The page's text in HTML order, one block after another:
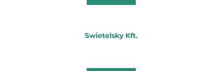
Swietelsky Kft.